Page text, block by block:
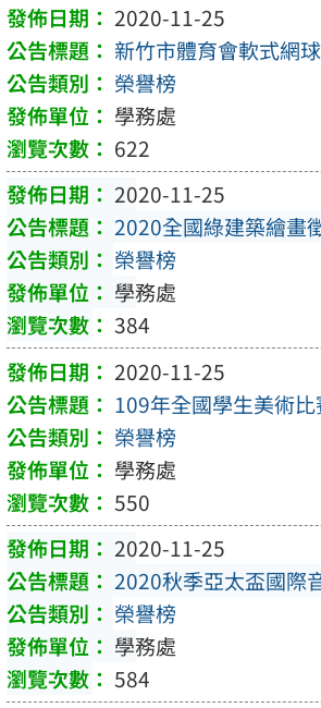
2020-11-25
新竹市體育會軟式網
榮譽榜
學務處
622
2020-11-25
2020全國綠建築繪畫
榮譽榜
學務處
384
2020-11-25
109年全國學生美術
榮譽榜
學務處
550
2020-11-25
2020秋季亞太盃國際
榮譽榜
學務處
584